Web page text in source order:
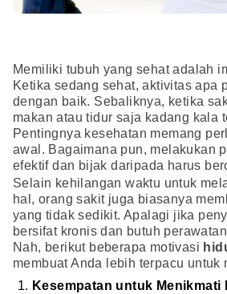
Memiliki tubuh yang sehat adalah
Ketika sedang sehat, aktivitas apa
dengan baik. Sebaliknya, ketika
makan atau tidur saja kadang kala
Pentingnya kesehatan memang
awal. Bagaimana pun, melakukan
efektif dan bijak daripada harus
Selain kehilangan waktu untuk
hal, orang sakit juga biasanya
yang tidak sedikit. Apalagi jika
bersifat kronis dan butuh
Nah, berikut beberapa motivasi
membuat Anda lebih terpacu untuk
Kesempatan untuk Menikmati